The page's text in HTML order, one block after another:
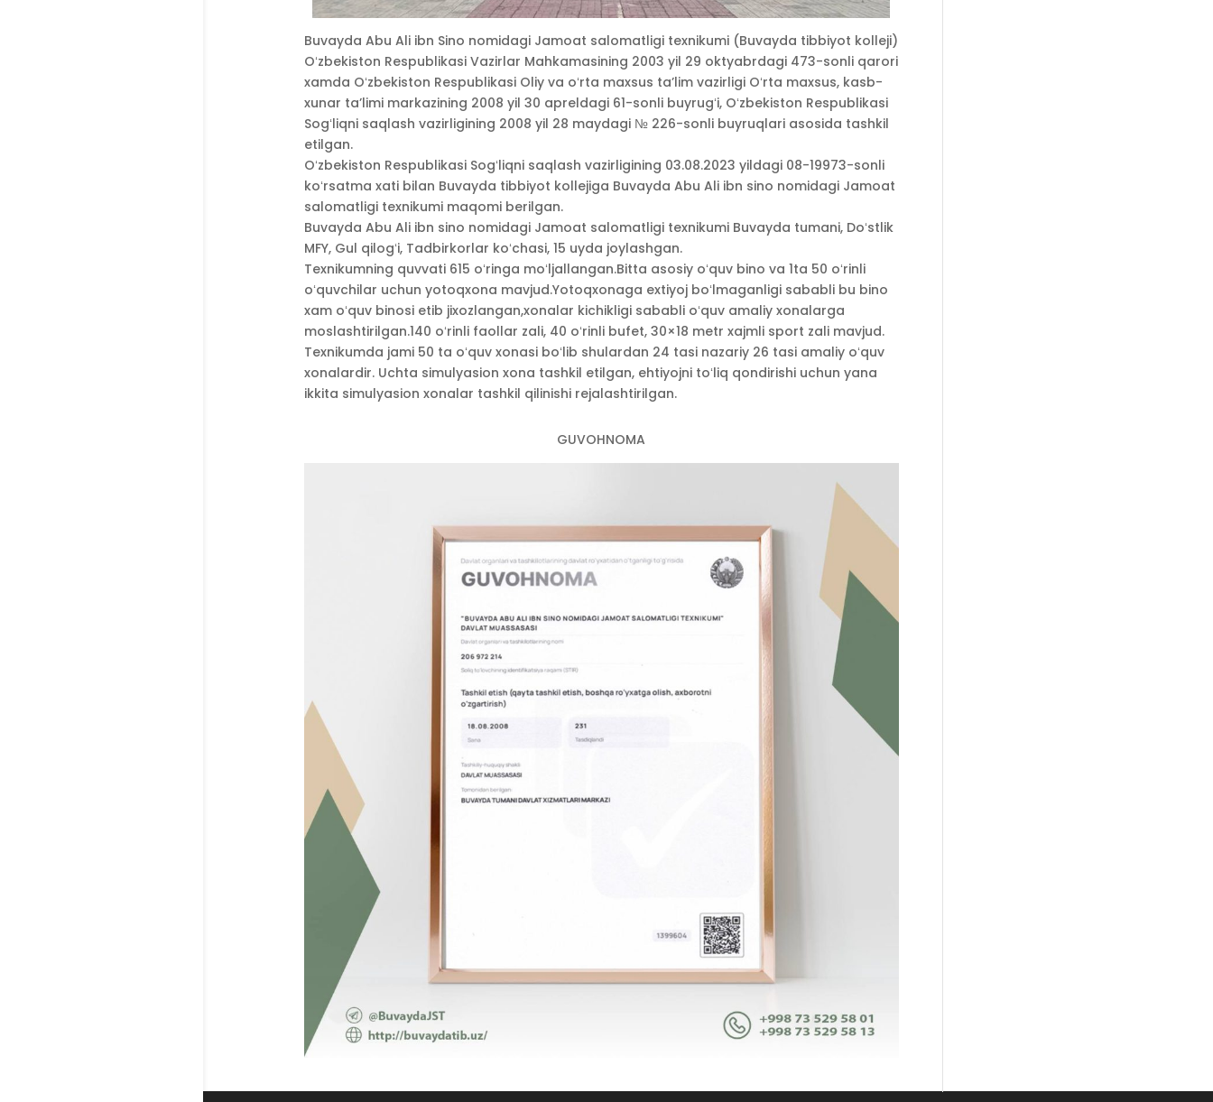
Buvayda Abu Ali ibn Sino nomidagi Jamoat salomatligi texnikumi (Buvayda tibbiyot kolleji)
Oʻzbekiston Respublikasi Vazirlar Mahkamasining 2003 yil 29 oktyabrdagi 473-sonli qarori
xamda Oʻzbekiston Respublikasi Oliy va oʻrta maxsus ta’lim vazirligi Oʻrta maxsus, kasb-
xunar ta’limi markazining 2008 yil 30 apreldagi 61-sonli buyrugʻi, Oʻzbekiston Respublikasi
Sogʻliqni saqlash vazirligining 2008 yil 28 maydagi № 226-sonli buyruqlari asosida tashkil
etilgan.
Oʻzbekiston Respublikasi Sogʻliqni saqlash vazirligining 03.08.2023 yildagi 08-19973-sonli
koʻrsatma xati bilan Buvayda tibbiyot kollejiga Buvayda Abu Ali ibn sino nomidagi Jamoat
salomatligi texnikumi maqomi berilgan.
Buvayda Abu Ali ibn sino nomidagi Jamoat salomatligi texnikumi Buvayda tumani, Doʻstlik
MFY, Gul qilogʻi, Tadbirkorlar koʻchasi, 15 uyda joylashgan.
Texnikumning quvvati 615 oʻringa moʻljallangan.Bitta asosiy oʻquv bino va 1ta 50 oʻrinli
oʻquvchilar uchun yotoqxona mavjud.Yotoqxonaga extiyoj boʻlmaganligi sababli bu bino
xam oʻquv binosi etib jixozlangan,xonalar kichikligi sababli oʻquv amaliy xonalarga
moslashtirilgan.140 oʻrinli faollar zali, 40 oʻrinli bufet, 30×18 metr xajmli sport zali mavjud.
Texnikumda jami 50 ta oʻquv xonasi boʻlib shulardan 24 tasi nazariy 26 tasi amaliy oʻquv
xonalardir. Uchta simulyasion xona tashkil etilgan, ehtiyojni toʻliq qondirishi uchun yana
ikkita simulyasion xonalar tashkil qilinishi rejalashtirilgan.
GUVOHNOMA